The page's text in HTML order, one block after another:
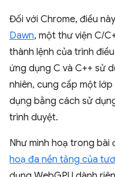
Đối với Chrome, điều
Dawn, một thư viện C/
thành lệnh của trình
ứng dụng C và C++ sử
nhiên, cung cấp một
dụng bằng cách sử
trình duyệt.
Như minh hoạ trong bài
hoạ đa nền tảng của